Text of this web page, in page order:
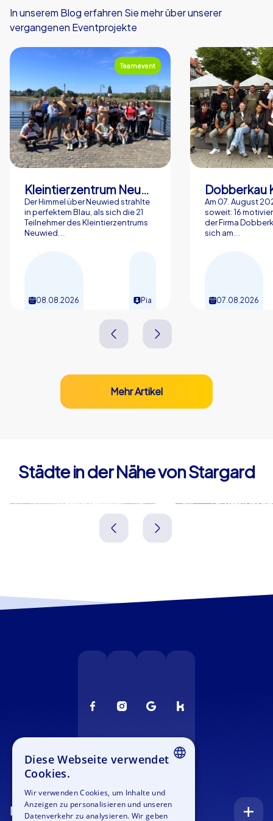
In unserem Blog erfahren Sie mehr über unserer
vergangenen Eventprojekte
Teamevent
Kleintierzentrum Neuwied Greve, Ritter GbR
Der Himmel über Neuwied strahlte
in perfektem Blau, als sich die 21
Teilnehmer des Kleintierzentrums
Neuwied...
08.08.2026 Pia
Dobberkau
Am 07. August
soweit: 16
der Firma
sich am...
07.08.2026
Mehr Artikel
Städte in der Nähe von Stargard
Stettin Schwedt/
Navigation GERMAN
Diese Webseite verwendet
Cookies.
Wir verwenden Cookies, um Inhalte und
Anzeigen zu personalisieren und unseren
Datenverkehr zu analysieren. Wir geben